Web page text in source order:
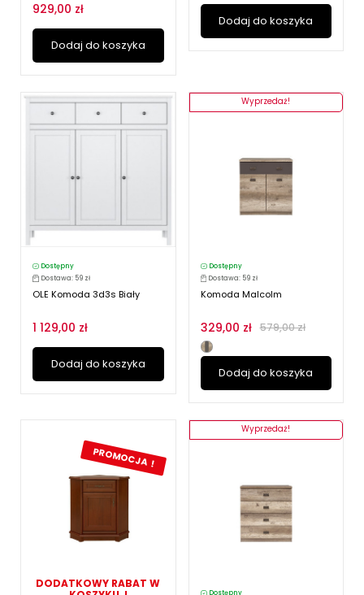
929,00 zł
Dodaj do koszyka
Dodaj do koszyka
Dostępny
Dostawa: 59 zł
OLE Komoda 3d3s Biały
1 129,00 zł
Dodaj do koszyka
Dostępny
Dostawa: 59 zł
Komoda Malcolm
329,00 zł 579,00 zł
Dodaj do koszyka
Wyprzedaż!
PROMOCJA !
DODATKOWY RABAT W
Dostępny
Wyprzedaż!